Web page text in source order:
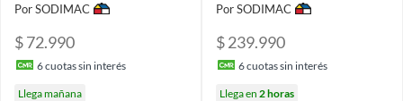
Por SODIMAC
$ 72.990
6cuotas sin interés
Llega mañana
Por SODIMAC
$ 239.990
6cuotas sin interés
Llega en 2 horas